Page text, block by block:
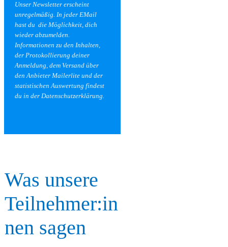
Unser Newsletter erscheint
unregelmäßig. In jeder EMail
hast du die Möglichkeit, dich
wieder abzumelden.
Informationen zu den Inhalten,
der Protokollierung deiner
Anmeldung, dem Versand über
den Anbieter Mailerlite und der
statistischen Auswertung findest
du in der Datenschutzerklärung.
Was unsere
Teilnehmer:in
nen sagen